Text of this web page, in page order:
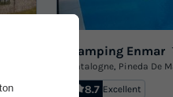
Camping Enmar
Catalogne, Pineda De
8.7 Excellent